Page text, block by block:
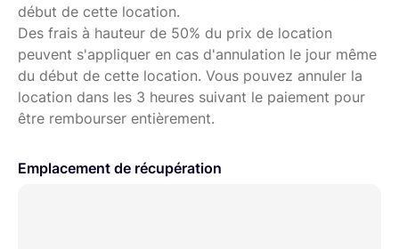
début de cette location.
Des frais à hauteur de 50% du prix de location
peuvent s'appliquer en cas d'annulation le jour même
du début de cette location. Vous pouvez annuler la
location dans les 3 heures suivant le paiement pour
être rembourser entièrement.
Emplacement de récupération